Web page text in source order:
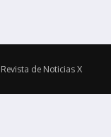
Revista de Noticias X